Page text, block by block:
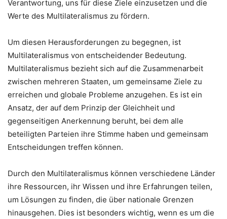
Verantwortung, uns für diese Ziele einzusetzen und die
Werte des Multilateralismus zu fördern.
Um diesen Herausforderungen zu begegnen, ist
Multilateralismus von entscheidender Bedeutung.
Multilateralismus bezieht sich auf die Zusammenarbeit
zwischen mehreren Staaten, um gemeinsame Ziele zu
erreichen und globale Probleme anzugehen. Es ist ein
Ansatz, der auf dem Prinzip der Gleichheit und
gegenseitigen Anerkennung beruht, bei dem alle
beteiligten Parteien ihre Stimme haben und gemeinsam
Entscheidungen treffen können.
Durch den Multilateralismus können verschiedene Länder
ihre Ressourcen, ihr Wissen und ihre Erfahrungen teilen,
um Lösungen zu finden, die über nationale Grenzen
hinausgehen. Dies ist besonders wichtig, wenn es um die